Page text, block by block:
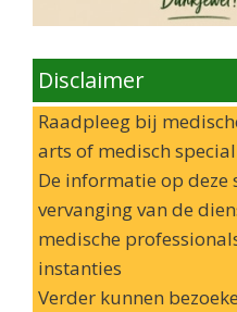
Disclaimer
Raadpleeg bij
arts of medisch
De informatie op deze
vervanging van de
medische
instanties
Verder kunnen